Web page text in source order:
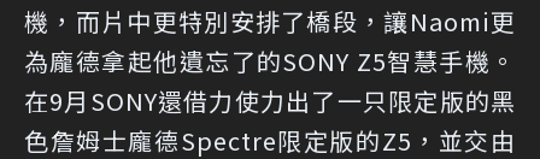
機，而片中更特別安排了橋段，讓Naomi更
為龐德拿起他遺忘了的SONY Z5智慧手機。
在9月SONY還借力使力出了一只限定版的黑
色詹姆士龐德Spectre限定版的Z5，並交由